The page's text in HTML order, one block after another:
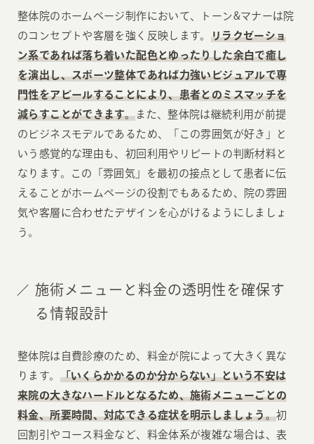
整体院のホームページ制作において、トーン&マナーは院
のコンセプトや客層を強く反映します。 リラクゼーショ
ン系であれば落ち着いた配色とゆったりした余白で癒し
を演出し、スポーツ整体であれば力強いビジュアルで専
門性をアピールすることにより、患者とのミスマッチを
減らすことができます。 また、整体院は継続利用が前提
のビジネスモデルであるため、「この雰囲気が好き」と
いう感覚的な理由も、初回利用やリピートの判断材料と
なります。この「雰囲気」を最初の接点として患者に伝
えることがホームページの役割でもあるため、院の雰囲
気や客層に合わせたデザインを心がけるようにしましょ
う。
施術メニューと料金の透明性を確保す
る情報設計
整体院は自費診療のため、料金が院によって大きく異な
ります。 「いくらかかるのか分からない」という不安は
来院の大きなハードルとなるため、施術メニューごとの
料金、所要時間、対応できる症状を明示しましょう。初
回割引やコース料金など、料金体系が複雑な場合は、表